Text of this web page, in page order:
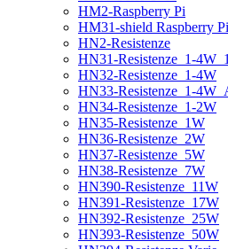
HM2-Raspberry Pi
HM31-shield Raspberry Pi
HN2-Resistenze
HN31-Resistenze_1-
HN32-Resistenze_1-4W
HN33-Resistenze_1-
HN34-Resistenze_1-2W
HN35-Resistenze_1W
HN36-Resistenze_2W
HN37-Resistenze_5W
HN38-Resistenze_7W
HN390-Resistenze_11W
HN391-Resistenze_17W
HN392-Resistenze_25W
HN393-Resistenze_50W